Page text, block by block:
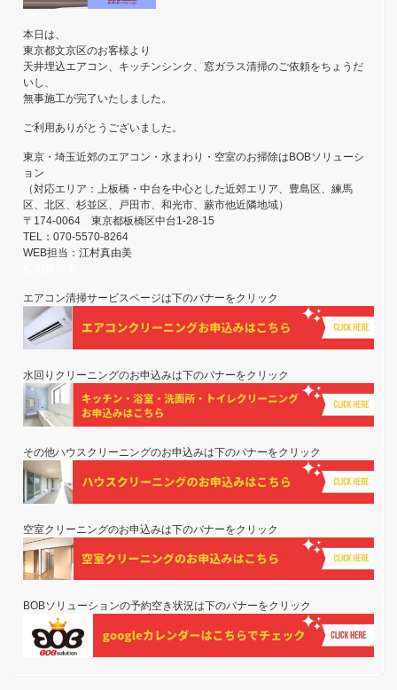
本日は、
東京都文京区のお客様より
天井埋込エアコン、キッチンシンク、窓ガラス清掃のご依頼をちょうだ
いし、
無事施工が完了いたしました。
ご利用ありがとうございました。
東京・埼玉近郊のエアコン・水まわり・空室のお掃除はBOBソリューシ
ョン
（対応エリア：上板橋・中台を中心とした近郊エリア、豊島区、練馬
区、北区、杉並区、戸田市、和光市、蕨市他近隣地域）
〒174-0064 東京都板橋区中台1-28-15
TEL：070-5570-8264
WEB担当：江村真由美
エアコン清掃サービスページは下のバナーをクリック
水回りクリーニングのお申込みは下のバナーをクリック
その他ハウスクリーニングのお申込みは下のバナーをクリック
空室クリーニングのお申込みは下のバナーをクリック
BOBソリューションの予約空き状況は下のバナーをクリック